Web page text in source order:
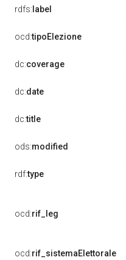
rdfs: label
ocd:tipoElezione
dc:coverage
dc:date
dc:title
ods:modified
rdf:type
ocd:rif_leg
ocd:rif_sistemaElettorale